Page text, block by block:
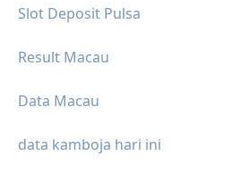
Slot Deposit Pulsa
Result Macau
Data Macau
data kamboja hari ini